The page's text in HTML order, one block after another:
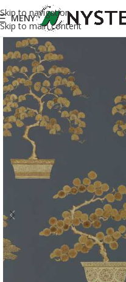
Skip to navigation
Skip to main content
MENY